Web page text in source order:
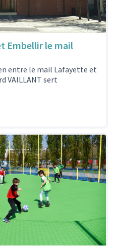
Embellir le mail
entre le mail Lafayette et
VAILLANT sert